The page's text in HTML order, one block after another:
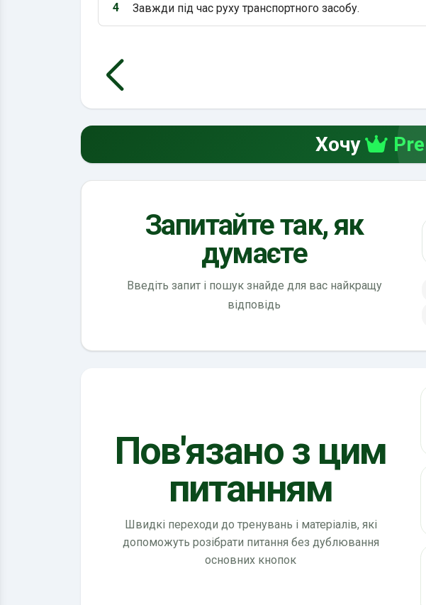
Варіант 4:
4 Завжди під час руху транспортного засобу.
Хочу
Запитайте так, як
думаєте
Введіть запит і пошук знайде для вас найкращу
відповідь
Пов'язано з цим
питанням
Швидкі переходи до тренувань і матеріалів, які
допоможуть розібрати питання без дублювання
основних кнопок